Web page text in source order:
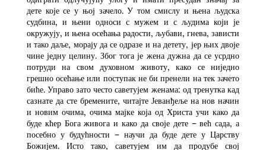
дете које се у њој зачело. У том смислу и њена људска
судбина, и њени односи с мужем и с људима који је
окружују, и њена осећања радости, љубави, гнева, зависти
и тако даље, морају да се одразе и на детету, јер њих двоје
чине једну целину. Због тога је жена дужна да се усрдно
потруди на свом духовном животу, како се ниједно
грешно осећање или поступак не би пренели на тек зачето
биће. Управо зато често саветујем женама: од тренутка кад
сазнате да сте бремените, читајте Јеванђеље на нов начин
и новим очима, очима мајке која од Христа учи како да
буде кћер Бога живога и како да своје дете – већ сада, а
посебно у будућности – научи да буде дете у Царству
Божијем. Исто тако, саветујем им да продубе свој